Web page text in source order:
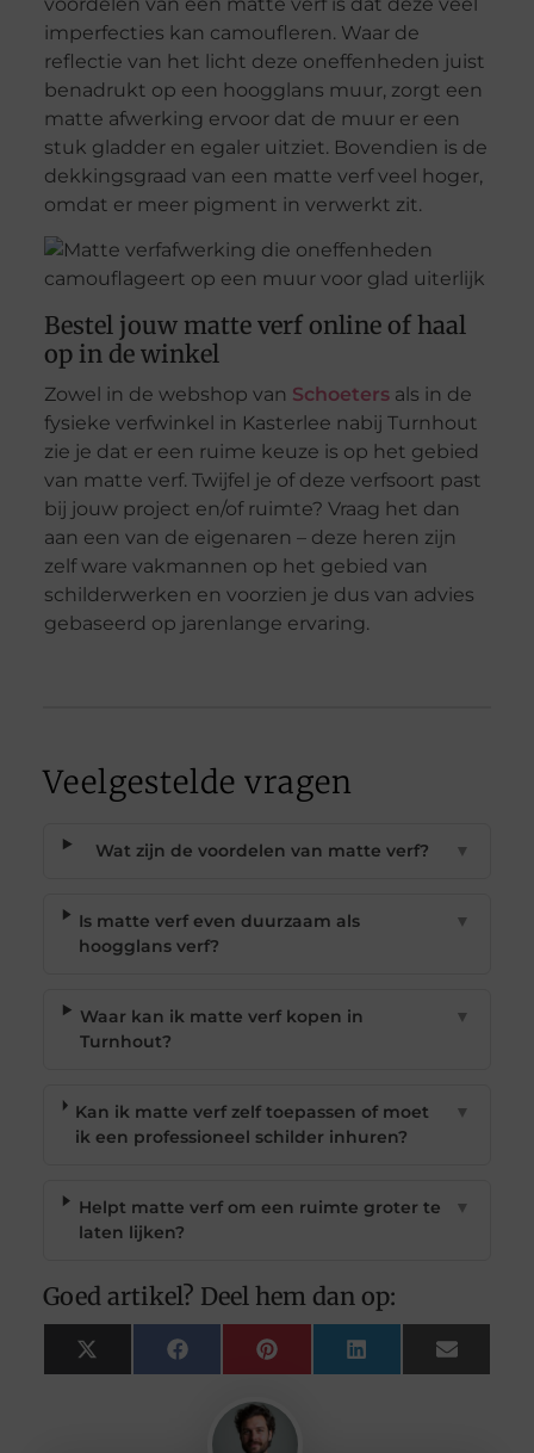
imperfecties kan camoufleren. Waar de
reflectie van het licht deze oneffenheden juist
benadrukt op een hoogglans muur, zorgt een
matte afwerking ervoor dat de muur er een
stuk gladder en egaler uitziet. Bovendien is de
dekkingsgraad van een matte verf veel hoger,
omdat er meer pigment in verwerkt zit.
Bestel jouw matte verf online of haal
op in de winkel
Zowel in de webshop van Schoetersals in de
fysieke verfwinkel in Kasterlee nabij Turnhout
zie je dat er een ruime keuze is op het gebied
van matte verf. Twijfel je of deze verfsoort past
bij jouw project en/of ruimte? Vraag het dan
aan een van de eigenaren – deze heren zijn
zelf ware vakmannen op het gebied van
schilderwerken en voorzien je dus van advies
gebaseerd op jarenlange ervaring.
Veelgestelde vragen
Wat zijn de voordelen van matte verf? ▼
Is matte verf even duurzaam als
hoogglans verf?
▼
Waar kan ik matte verf kopen in
Turnhout?
▼
Kan ik matte verf zelf toepassen of moet
ik een professioneel schilder inhuren?
▼
Helpt matte verf om een ruimte groter te
laten lijken?
▼
Goed artikel? Deel hem dan op:
X
(Twitter)
FacebookPinterest LinkedIn Email